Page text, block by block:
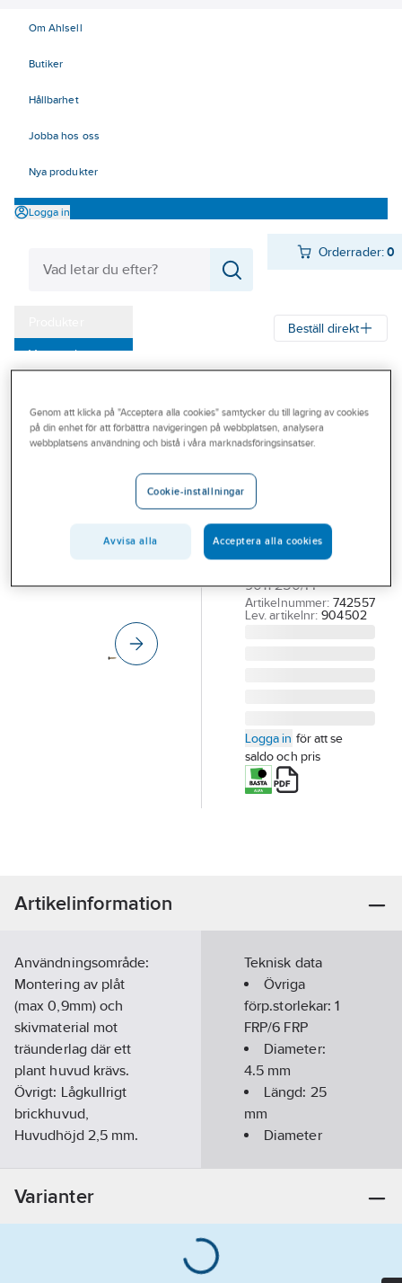
Om Ahlsell
Butiker
Hållbarhet
Jobba hos oss
Nya produkter
Logga in
Orderrader:0
Varumärken
Outlet
Branscher
Beställ direkt
EJOT
Montageskruv
EJOT trä utv-
C4
MONTAGESKRUV
TRÄGÄNGA UTV-C4
4.5X25 SVART RAL
9011 250/FP
Artikelnummer: 742557
Lev. artikelnr: 904502
Logga in för att se
saldo och pris
Artikelinformation
Användningsområde:
Montering av plåt
(max 0,9mm) och
skivmaterial mot
träunderlag där ett
plant huvud krävs.
Övrigt: Lågkullrigt
brickhuvud,
Huvudhöjd 2,5 mm.
Ean
artikelnr:
Teknisk data
Övriga
förp.storlekar:1
FRP/6 FRP
Diameter:
4.5 mm
Längd: 25
mm
Diameter
nummer:9011
Varianter
Genom att klicka på "Acceptera alla cookies" samtycker du till lagring av cookies
på din enhet för att förbättra navigeringen på webbplatsen, analysera
webbplatsens användning och bistå i våra marknadsföringsinsatser.
Cookie-inställningar
Avvisa alla Acceptera alla cookies